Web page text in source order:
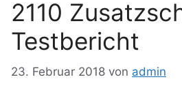
2110
Testbericht
23. Februar 2018 von admin